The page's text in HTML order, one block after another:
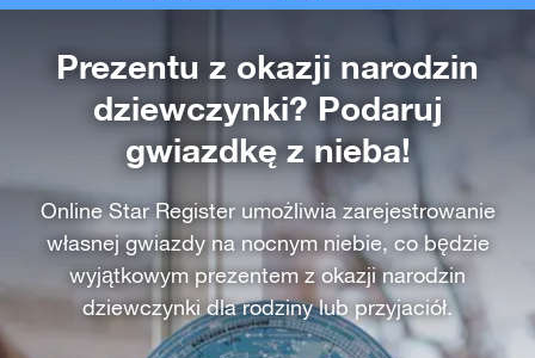
Prezentu z okazji narodzin
dziewczynki? Podaruj
gwiazdkę z nieba!
Online Star Register umożliwia zarejestrowanie
własnej gwiazdy na nocnym niebie, co będzie
wyjątkowym prezentem z okazji narodzin
dziewczynki dla rodziny lub przyjaciół.